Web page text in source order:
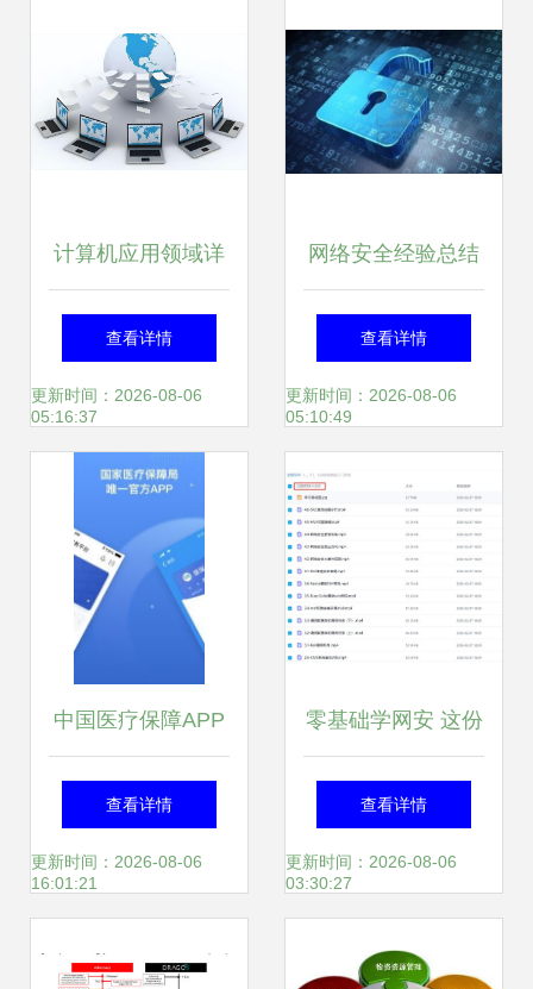
软件站安卓网
计算机应用领域详
解 以网络与信息安
全软件开发为核心
查看详情
更新时间：2026-08-06
05:16:37
网络安全经验总结
注重细节，提升意
识
查看详情
更新时间：2026-08-06
05:10:49
中国医疗保障APP
v1.3.3 便捷下载指
南与软件简介
查看详情
更新时间：2026-08-06
16:01:21
零基础学网安 这份
学习资源包直接帮
你少走半年弯路
查看详情
更新时间：2026-08-06
03:30:27